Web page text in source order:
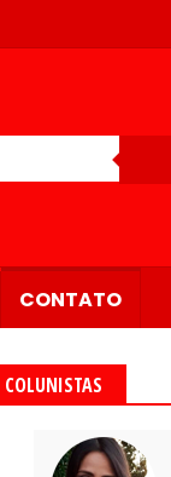
CONTATO
COLUNISTAS